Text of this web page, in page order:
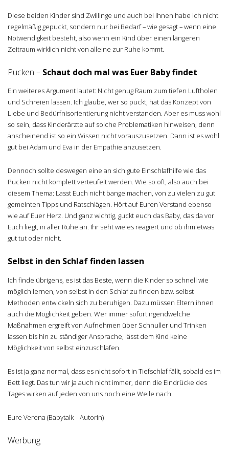
Diese beiden Kinder sind Zwillinge und auch bei ihnen habe ich nicht
regelmäßig gepuckt, sondern nur bei Bedarf – wie gesagt – wenn eine
Notwendigkeit besteht, also wenn ein Kind über einen längeren
Zeitraum wirklich nicht von alleine zur Ruhe kommt.
Pucken – Schaut doch mal was Euer Baby findet
Ein weiteres Argument lautet: Nicht genug Raum zum tiefen Luftholen
und Schreien lassen. Ich glaube, wer so puckt, hat das Konzept von
Liebe und Bedürfnisorientierung nicht verstanden. Aber es muss wohl
so sein, dass Kinderärzte auf solche Problematiken hinweisen, denn
anscheinend ist so ein Wissen nicht vorauszusetzen. Dann ist es wohl
gut bei Adam und Eva in der Empathie anzusetzen.
Dennoch sollte deswegen eine an sich gute Einschlafhilfe wie das
Pucken nicht komplett verteufelt werden. Wie so oft, also auch bei
diesem Thema: Lasst Euch nicht bange machen, von zu vielen zu gut
gemeinten Tipps und Ratschlägen. Hört auf Euren Verstand ebenso
wie auf Euer Herz. Und ganz wichtig, guckt euch das Baby, das da vor
Euch liegt, in aller Ruhe an. Ihr seht wie es reagiert und ob ihm etwas
gut tut oder nicht.
Selbst in den Schlaf finden lassen
Ich finde übrigens, es ist das Beste, wenn die Kinder so schnell wie
möglich lernen, von selbst in den Schlaf zu finden bzw. selbst
Methoden entwickeln sich zu beruhigen. Dazu müssen Eltern ihnen
auch die Möglichkeit geben. Wer immer sofort irgendwelche
Maßnahmen ergreift von Aufnehmen über Schnuller und Trinken
lassen bis hin zu ständiger Ansprache, lässt dem Kind keine
Möglichkeit von selbst einzuschlafen.
Es ist ja ganz normal, dass es nicht sofort in Tiefschlaf fällt, sobald es im
Bett liegt. Das tun wir ja auch nicht immer, denn die Eindrücke des
Tages wirken auf jeden von uns noch eine Weile nach.
Eure Verena (Babytalk – Autorin)
Werbung